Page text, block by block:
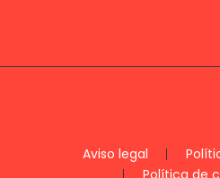
Aviso legal
Política de